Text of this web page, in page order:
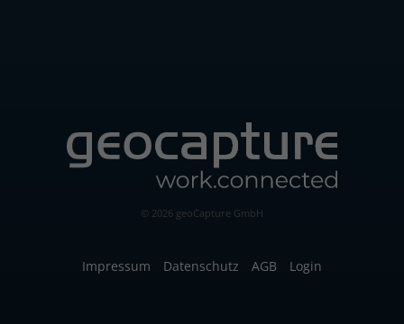
© 2026 geoCapture GmbH
Impressum Datenschutz AGB Login